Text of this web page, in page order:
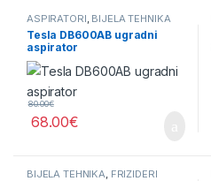
ASPIRATORI, BIJELA TEHNIKA
Tesla DB600AB ugradni
aspirator
80.00€
68.00€
BIJELA TEHNIKA, FRIŽIDERI